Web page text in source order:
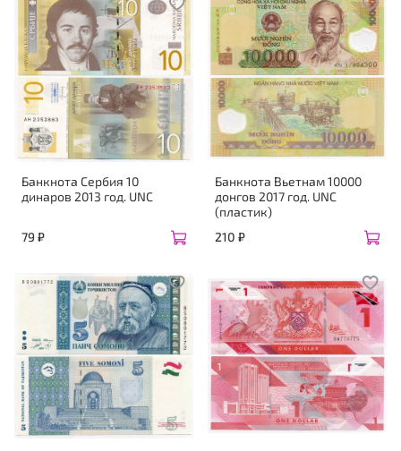
Банкнота Сербия 10
динаров 2013 год. UNC
79 ₽
Банкнота Вьетнам 10000
донгов 2017 год. UNC
(пластик)
210 ₽